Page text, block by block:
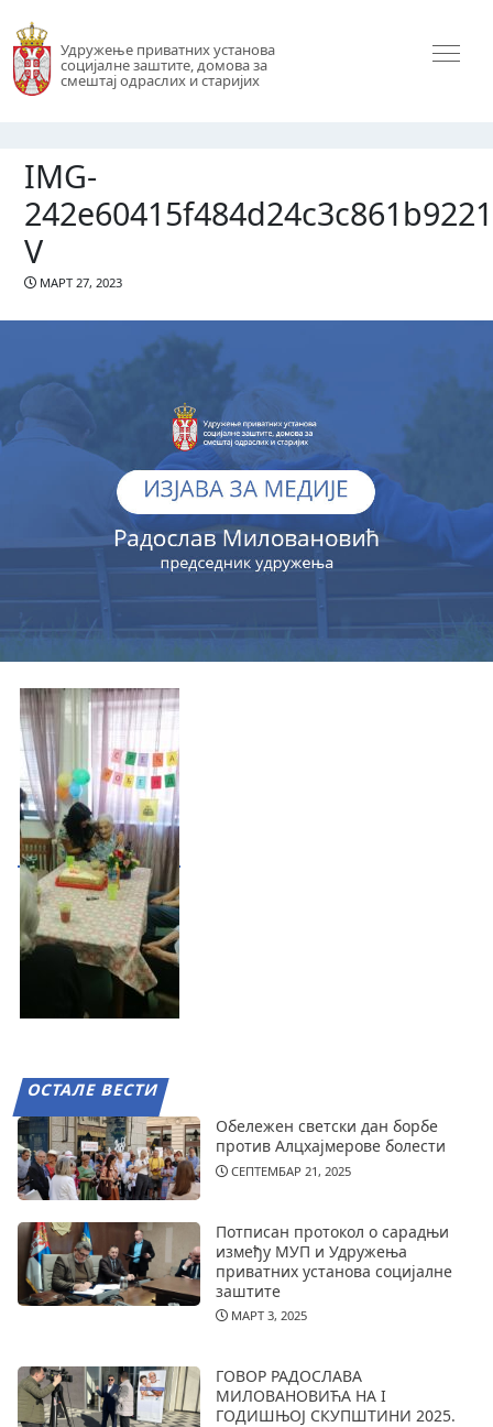
Удружење приватних установа
социјалне заштите, домова за
смештај одраслих и старијих
IMG-
V
МАРТ 27, 2023
ОСТАЛЕ ВЕСТИ
Обележен светски дан борбе
против Алцхајмерове болести
СЕПТЕМБАР 21, 2025
Потписан протокол о сарадњи
између МУП и Удружења
приватних установа социјалне
заштите
МАРТ 3, 2025
ГОВОР РАДОСЛАВА
МИЛОВАНОВИЋА НА I
ГОДИШЊОЈ СКУПШТИНИ 2025.